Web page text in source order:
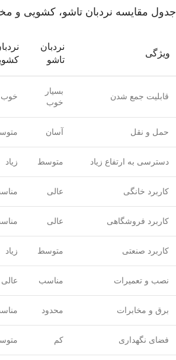
جدول مقایسه نردبان تاشو، کشویی و
ویژگی
نردبان
تاشو
قابلیت جمع شدن
بسیار
خوب
خوب
حمل و نقل آسان
دسترسی به ارتفاع زیاد متوسط زیاد
کاربرد خانگی عالی
کاربرد فروشگاهی عالی
کاربرد صنعتی متوسط زیاد
نصب و تعمیرات مناسب عالی
برق و مخابرات محدود
فضای نگهداری کم